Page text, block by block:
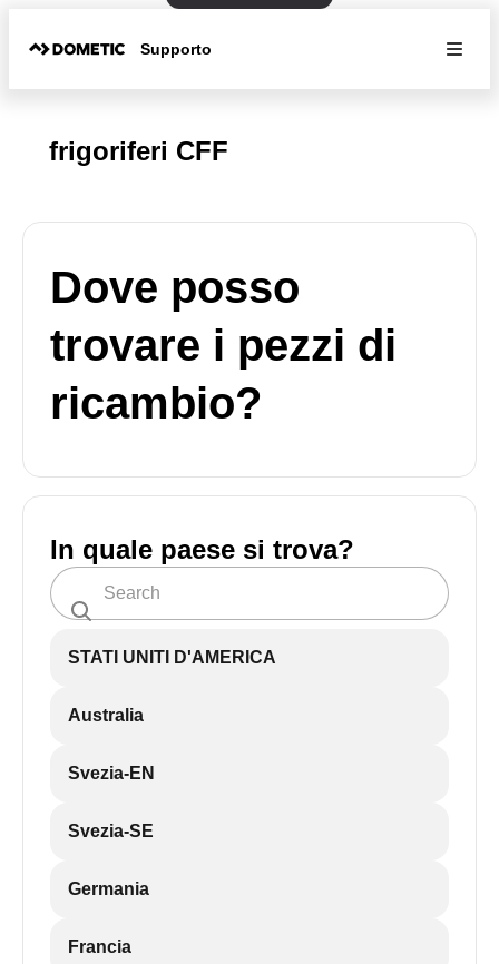
Supporto
frigoriferi CFF
Dove posso
trovare i pezzi di
ricambio?
In quale paese si trova?
STATI UNITI D'AMERICA
Australia
Svezia-EN
Svezia-SE
Germania
Francia